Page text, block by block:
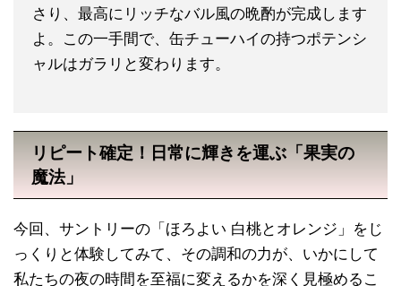
さり、最高にリッチなバル風の晩酌が完成します
よ。この一手間で、缶チューハイの持つポテンシ
ャルはガラリと変わります。
リピート確定！日常に輝きを運ぶ「果実の
魔法」
今回、サントリーの「ほろよい 白桃とオレンジ」をじ
っくりと体験してみて、その調和の力が、いかにして
私たちの夜の時間を至福に変えるかを深く見極めるこ